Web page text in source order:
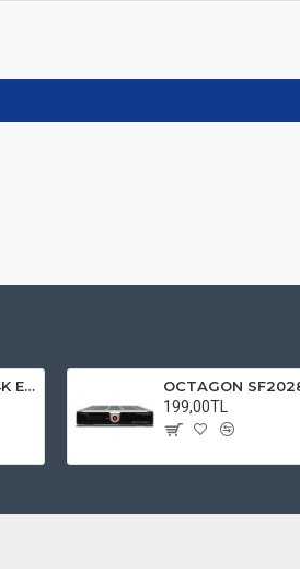
OCTAGON SF4008 Üçlü 4K E2 UHD 2160p ( 2x DVB-C / T ve 1x DVB-S2 X )
199,00TL